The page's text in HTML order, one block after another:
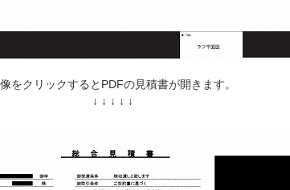
をクリックするとPDFの見積書が開きます。
↓ ↓ ↓ ↓ ↓